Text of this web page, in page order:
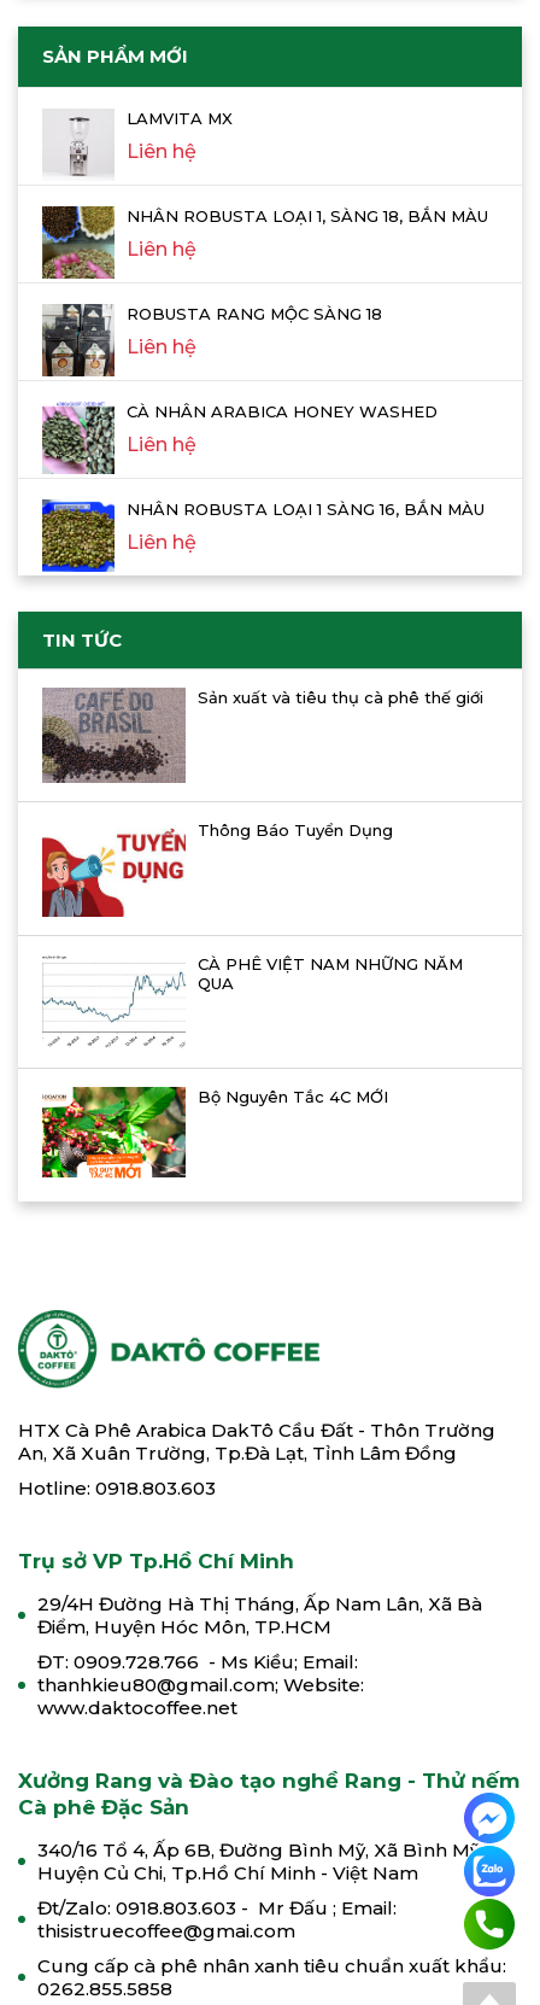
SẢN PHẨM MỚI
LAMVITA MX
Liên hệ
NHÂN ROBUSTA LOẠI 1, SÀNG 18, BẮN MÀU
Liên hệ
ROBUSTA RANG MỘC SÀNG 18
Liên hệ
CÀ NHÂN ARABICA HONEY WASHED
Liên hệ
NHÂN ROBUSTA LOẠI 1 SÀNG 16, BẮN MÀU
Liên hệ
TIN TỨC
Sản xuất và tiêu thụ cà phê thế giới
Thông Báo Tuyển Dụng
CÀ PHÊ VIỆT NAM NHỮNG NĂM
QUA
Bộ Nguyên Tắc 4C MỚI
HTX Cà Phê Arabica DakTô Cầu Đất - Thôn Trường
An, Xã Xuân Trường, Tp.Đà Lạt, Tỉnh Lâm Đồng
Hotline: 0918.803.603
Trụ sở VP Tp.Hồ Chí Minh
29/4H Đường Hà Thị Tháng, Ấp Nam Lân, Xã Bà
Điểm, Huyện Hóc Môn, TP.HCM
ĐT: 0909.728.766 - Ms Kiều; Email:
thanhkieu80@gmail.com; Website:
www.daktocoffee.net
Xưởng Rang và Đào tạo nghề Rang - Thử nếm
Cà phê Đặc Sản
340/16 Tổ 4, Ấp 6B, Đường Bình Mỹ, Xã Bình Mỹ,
Huyện Củ Chi, Tp.Hồ Chí Minh - Việt Nam
Đt/Zalo: 0918.803.603 - Mr Đấu ; Email:
thisistruecoffee@gmai.com
Cung cấp cà phê nhân xanh tiêu chuẩn xuất khẩu:
0262.855.5858